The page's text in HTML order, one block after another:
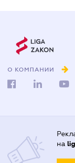
О КОМПАНИИ
на